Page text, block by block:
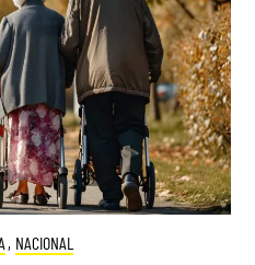
, NACIONAL